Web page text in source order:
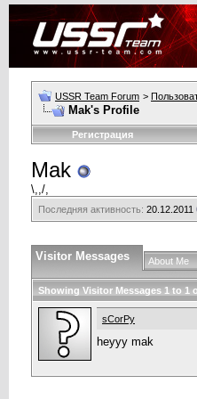
USSR Team Forum >
Mak's Profile
Регистрация
Mak
\,,/,
Последняя активность: 20.12.2011
Visitor Messages About Me
Showing Visitor Messages 1 to 1
sCorPy
heyyy mak